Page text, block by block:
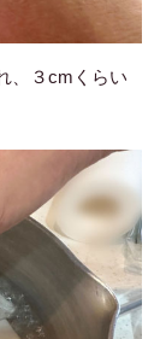
、３cmくらい